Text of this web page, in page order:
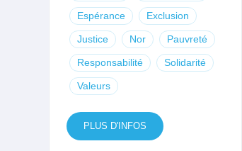
Espérance Exclusion
Justice Nor Pauvreté
Responsabilité Solidarité
Valeurs
PLUS D'INFOS